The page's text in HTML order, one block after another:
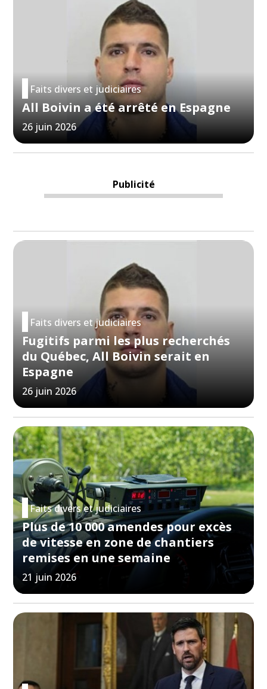
Faits divers et judiciaires
All Boivin a été arrêté en Espagne
26 juin 2026
Publicité
Faits divers et judiciaires
Fugitifs parmi les plus recherchés
du Québec, All Boivin serait en
Espagne
26 juin 2026
Faits divers et judiciaires
Plus de 10 000 amendes pour excès
de vitesse en zone de chantiers
remises en une semaine
21 juin 2026